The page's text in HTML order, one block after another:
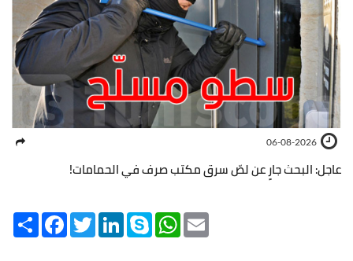
06-08-2026
عاجل: البحث جارٍ عن لصّ سرق مكتب صرف في الحمامات!
Share FacebookTwitterLinkedInSkype WhatsApp